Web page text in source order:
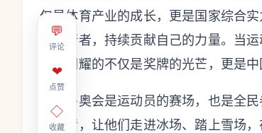
💬
评论
❤
点赞
◇
收藏
仅是体育产业的成长，更是国家综合
和践行者，持续贡献自己的力量。当
刻，闪耀的不仅是奖牌的光芒，更是
冬奥会是运动员的赛场，也是全民
动热情，让他们走进冰场、踏上雪场